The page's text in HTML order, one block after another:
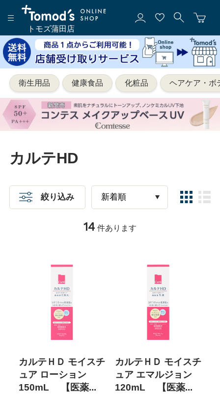
トモズ蒲田店
衛生用品 健康食品 化粧品 ヘアケア・ボ
カルテHD
絞り込み
14 件あります
カルテＨＤ モイスチ
ュア ローション
150mL 【医薬...
カルテＨＤ モイスチ
ュア エマルジョン
120mL 【医薬...